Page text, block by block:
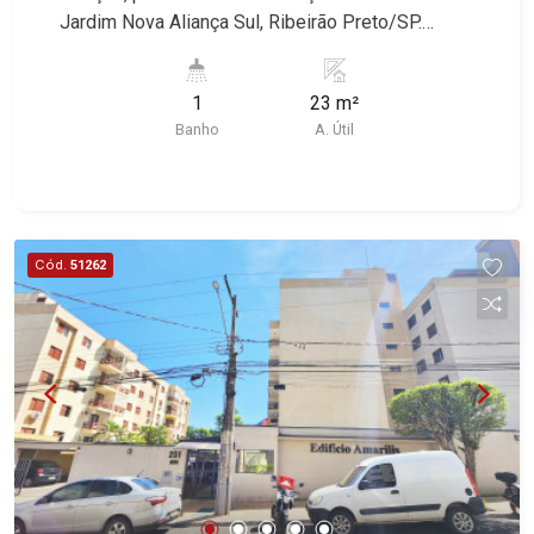
Jardim Nova Aliança Sul, Ribeirão Preto/SP.
Martinelli Imobiliária selecionou para você: -
23m² de área útil - Recepção - WC privativo -
terrenos residenciais e comerciais nos bairros
mais desejados da Zona Sul, reconhecidos por
sua segurança, infraestrutura e qualidade de vida
incomparável. Atuamos nos bairros de maior
prestígio da região, como: Alto da Boa Vista,
Jardim Botânico, Jardim Olhos D`Água, Vila do
Golfe, City Ribeirão, Jardim Canadá, Guaporé,
Ilhas do Sul, Jardim Nova Aliança, Boulevard,
Higienópolis, Sumaré, Jardim América, Alto do
Ipê, Jardim Irajá, Royal Park, Jardim Califórnia,
1
Banho
23 m²
A. Útil
Cód. 51262